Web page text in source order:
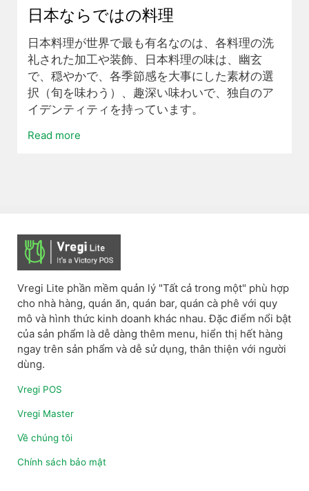
日本ならではの料理
日本料理が世界で最も有名なのは、各料理の洗
礼された加工や装飾、日本料理の味は、幽玄
で、穏やかで、各季節感を大事にした素材の選
択（旬を味わう）、趣深い味わいで、独自のア
イデンティティを持っています。
Read more
Vregi Lite phần mềm quản lý "Tất cả trong một" phù hợp
cho nhà hàng, quán ăn, quán bar, quán cà phê với quy
mô và hình thức kinh doanh khác nhau. Đặc điểm nổi bật
của sản phẩm là dễ dàng thêm menu, hiển thị hết hàng
ngay trên sản phẩm và dễ sử dụng, thân thiện với người
dùng.
Vregi POS
Vregi Master
Về chúng tôi
Chính sách bảo mật